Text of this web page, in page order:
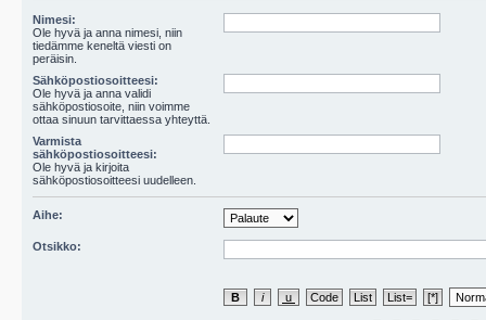
Nimesi:
Ole hyvä ja anna nimesi, niin
tiedämme keneltä viesti on
peräisin.
Sähköpostiosoitteesi:
Ole hyvä ja anna validi
sähköpostiosoite, niin voimme
ottaa sinuun tarvittaessa yhteyttä.
Varmista
sähköpostiosoitteesi:
Ole hyvä ja kirjoita
sähköpostiosoitteesi uudelleen.
Aihe:
Otsikko: